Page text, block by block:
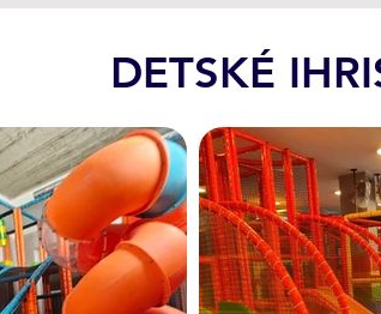
DETSKÉ